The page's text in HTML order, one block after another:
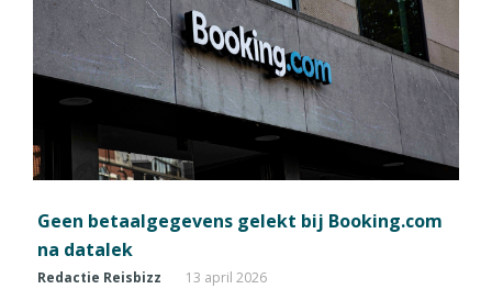
Geen betaalgegevens gelekt bij Booking.com
na datalek
Redactie Reisbizz 13 april 2026